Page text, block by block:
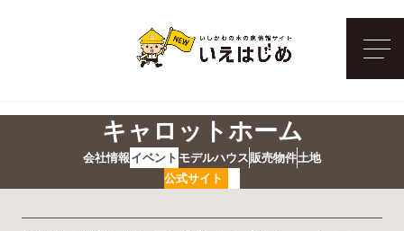
メ
キャロットホーム
会社情報 イベント モデルハウス販売物件土地
公式サイト